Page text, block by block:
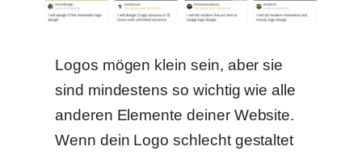
Logos mögen klein sein, aber sie
sind mindestens so wichtig wie alle
anderen Elemente deiner Website.
Wenn dein Logo schlecht gestaltet